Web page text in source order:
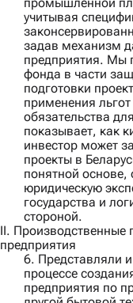
промышленной
учитывая
задав механизм
предприятия. Мы
фонда в части
подготовки
применения
обязательства
показывает, как
инвестор может
проекты в
понятной
юридическую
государства и
стороной.
II. Производственные
предприятия
6. Представляли
процессе
предприятия по